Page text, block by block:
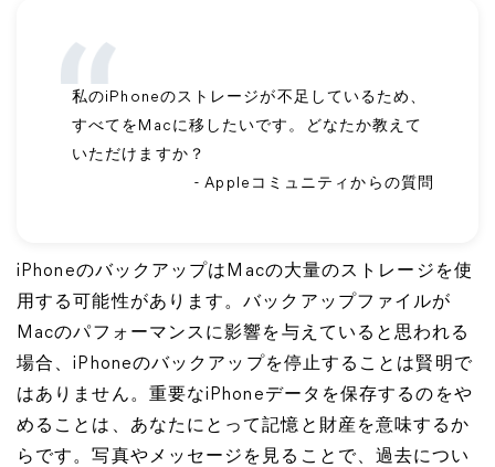
私のiPhoneのストレージが不足しているため、
すべてをMacに移したいです。どなたか教えて
いただけますか？
- Appleコミュニティからの質問
iPhoneのバックアップはMacの大量のストレージを使
用する可能性があります。バックアップファイルが
Macのパフォーマンスに影響を与えていると思われる
場合、iPhoneのバックアップを停止することは賢明で
はありません。重要なiPhoneデータを保存するのをや
めることは、あなたにとって記憶と財産を意味するか
らです。写真やメッセージを見ることで、過去につい